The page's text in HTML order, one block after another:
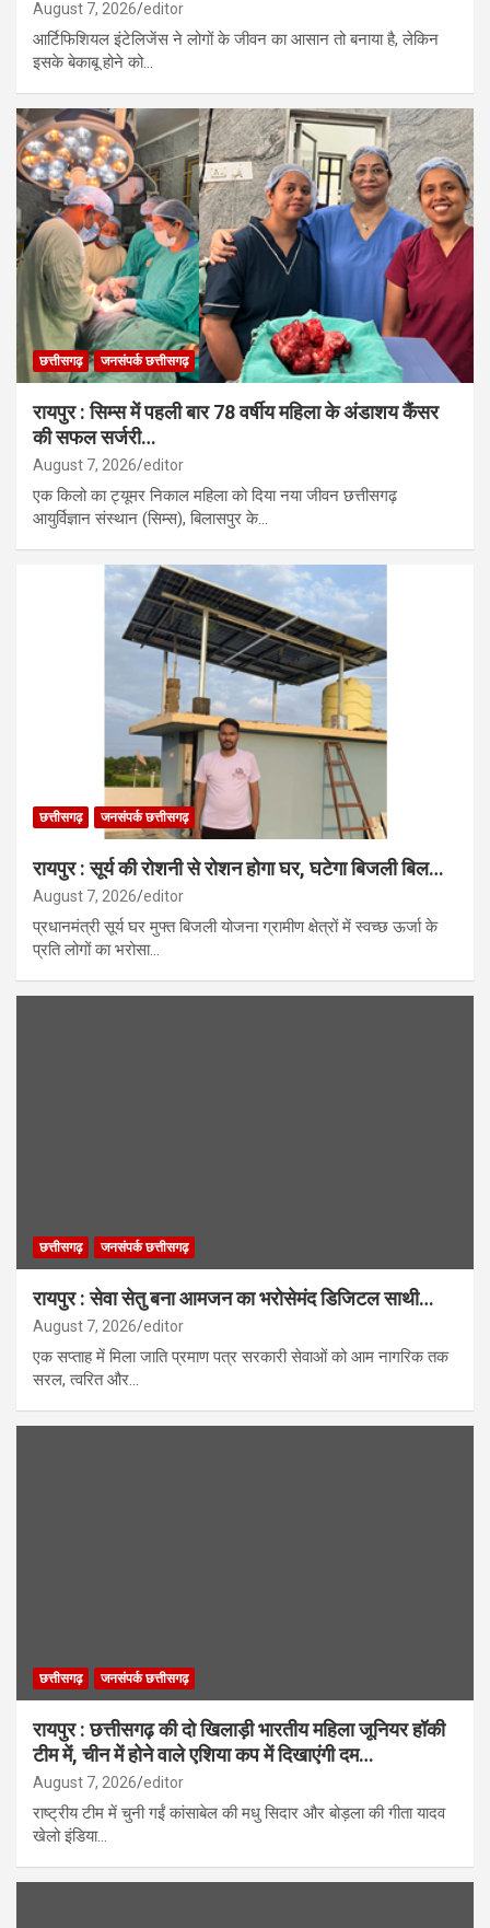
August 7, 2026 editor
आर्टिफिशियल इंटेलिजेंस ने लोगों के जीवन का आसान तो बनाया है, लेकिन
इसके बेकाबू होने को…
छत्तीसगढ़ जनसंपर्क छत्तीसगढ़
रायपुर : सिम्स में पहली बार 78 वर्षीय महिला के अंडाशय कैंसर
की सफल सर्जरी…
August 7, 2026 editor
एक किलो का ट्यूमर निकाल महिला को दिया नया जीवन छत्तीसगढ़
आयुर्विज्ञान संस्थान (सिम्स), बिलासपुर के…
छत्तीसगढ़ जनसंपर्क छत्तीसगढ़
रायपुर : सूर्य की रोशनी से रोशन होगा घर, घटेगा बिजली बिल…
August 7, 2026 editor
प्रधानमंत्री सूर्य घर मुफ्त बिजली योजना ग्रामीण क्षेत्रों में स्वच्छ ऊर्जा के
प्रति लोगों का भरोसा…
छत्तीसगढ़ जनसंपर्क छत्तीसगढ़
रायपुर : सेवा सेतु बना आमजन का भरोसेमंद डिजिटल साथी…
August 7, 2026 editor
एक सप्ताह में मिला जाति प्रमाण पत्र सरकारी सेवाओं को आम नागरिक तक
सरल, त्वरित और…
छत्तीसगढ़ जनसंपर्क छत्तीसगढ़
रायपुर : छत्तीसगढ़ की दो खिलाड़ी भारतीय महिला जूनियर हॉकी
टीम में, चीन में होने वाले एशिया कप में दिखाएंगी दम…
August 7, 2026 editor
राष्ट्रीय टीम में चुनी गईं कांसाबेल की मधु सिदार और बोड़ला की गीता यादव
खेलो इंडिया…